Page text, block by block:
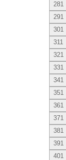
281
291
301
311
321
331
341
351
361
371
381
391
401